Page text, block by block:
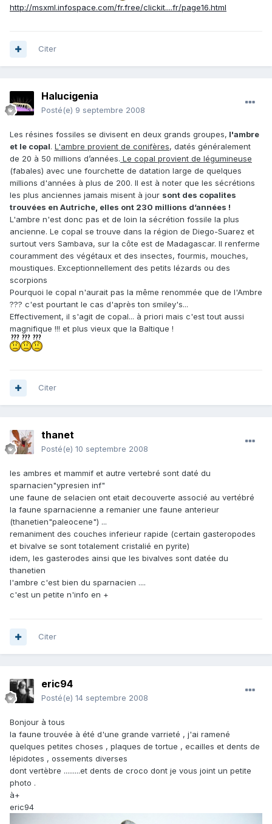
http://msxml.infospace.com/fr.free/clickit....fr/page16.html
Citer
Halucigenia
Posté(e) 9 septembre 2008
Les résines fossiles se divisent en deux grands groupes, l'ambre
et le copal. L'ambre provient de conifères, datés généralement
de 20 à 50 millions d’années. Le copal provient de légumineuse
(fabales) avec une fourchette de datation large de quelques
millions d'années à plus de 200. Il est à noter que les sécrétions
les plus anciennes jamais misent à jour sont des copalites
trouvées en Autriche, elles ont 230 millions d’années !
L'ambre n'est donc pas et de loin la sécrétion fossile la plus
ancienne. Le copal se trouve dans la région de Diego-Suarez et
surtout vers Sambava, sur la côte est de Madagascar. Il renferme
couramment des végétaux et des insectes, fourmis, mouches,
moustiques. Exceptionnellement des petits lézards ou des
scorpions
Pourquoi le copal n'aurait pas la même renommée que de l'Ambre
??? c'est pourtant le cas d'après ton smiley's...
Effectivement, il s'agit de copal... à priori mais c'est tout aussi
magnifique !!! et plus vieux que la Baltique !
Citer
thanet
Posté(e) 10 septembre 2008
les ambres et mammif et autre vertebré sont daté du
sparnacien"ypresien inf"
une faune de selacien ont etait decouverte associé au vertébré
la faune sparnacienne a remanier une faune anterieur
(thanetien"paleocene") ...
remaniment des couches inferieur rapide (certain gasteropodes
et bivalve se sont totalement cristalié en pyrite)
idem, les gasterodes ainsi que les bivalves sont datée du
thanetien
l'ambre c'est bien du sparnacien ....
c'est un petite n'info en +
Citer
eric94
Posté(e) 14 septembre 2008
Bonjour à tous
la faune trouvée à été d'une grande varrieté , j'ai ramené
quelques petites choses , plaques de tortue , ecailles et dents de
lépidotes , ossements diverses
dont vertèbre .........et dents de croco dont je vous joint un petite
photo .
à+
eric94